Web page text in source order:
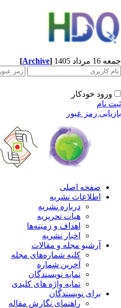
مرداد 1405 [Archive]
ورود خودکار
نام
رمز عبور
صفحه اصلی
اطلاعات نشریه
درباره نشریه
هیات تحریریه
اهداف و زمینه‌ها
اخبار نشریه
آرشیو مجله و مقالات
کلیه شماره‌های مجله
آخرین شماره
نمایه نویسندگان
نمایه واژه های کلیدی
برای نویسندگان
راهنمای نگارش مقاله